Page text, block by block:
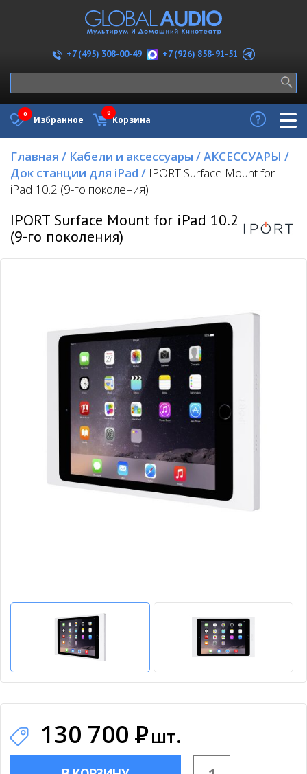
+7 (495) 308-00-49 +7 (926) 858-91-51
Избранное
0
Корзина
0
Главная / Кабели и аксессуары /АКСЕССУАРЫ /
Док станции для iPad / IPORT Surface Mount for
iPad 10.2 (9-го поколения)
IPORT Surface Mount for iPad 10.2
(9-го поколения)
130 700 Ршт.